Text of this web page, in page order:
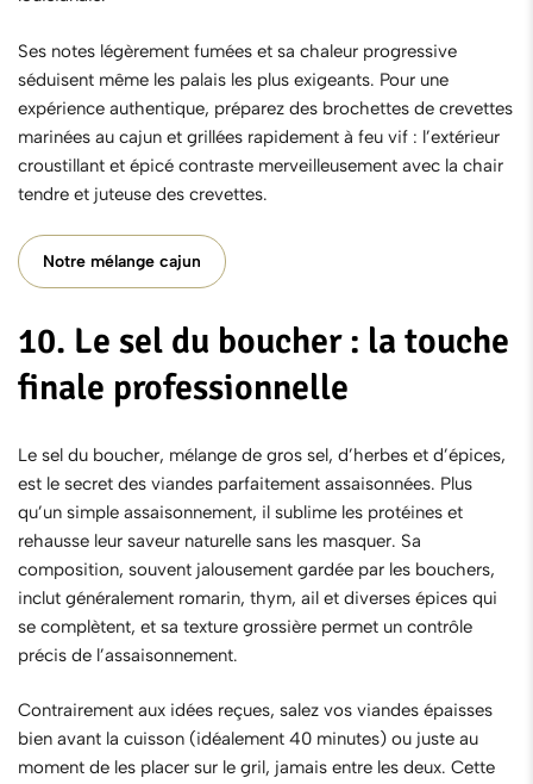
Ses notes légèrement fumées et sa chaleur progressive
séduisent même les palais les plus exigeants. Pour une
expérience authentique, préparez des brochettes de crevettes
marinées au cajun et grillées rapidement à feu vif : l’extérieur
croustillant et épicé contraste merveilleusement avec la chair
tendre et juteuse des crevettes.
Notre mélange cajun
10. Le sel du boucher : la touche
finale professionnelle
Le sel du boucher, mélange de gros sel, d’herbes et d’épices,
est le secret des viandes parfaitement assaisonnées. Plus
qu’un simple assaisonnement, il sublime les protéines et
rehausse leur saveur naturelle sans les masquer. Sa
composition, souvent jalousement gardée par les bouchers,
inclut généralement romarin, thym, ail et diverses épices qui
se complètent, et sa texture grossière permet un contrôle
précis de l’assaisonnement.
Contrairement aux idées reçues, salez vos viandes épaisses
bien avant la cuisson (idéalement 40 minutes) ou juste au
moment de les placer sur le gril, jamais entre les deux. Cette